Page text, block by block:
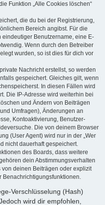
Funktion „Alle Cookies löschen“
die du bei der Registrierung,
Bereich angibst. Für die
Benutzername, eine E-
Wenn durch den Betreiber
wurden, so ist dies für dich vor
Nachricht erstellst, so werden
gespeichert. Gleiches gilt, wenn
In diesen Fällen wird
Die IP-Adresse wird weiterhin bei
und Ändern von Beiträgen
Umfragen), Änderungen an
Kontoaktivierung, Benutzer-
Die von deinem Browser
(User Agent) wird nur in der „Wer
nicht dauerhaft gespeichert.
des Boards, dass weitere
dein Abstimmungsverhalten
deinen Beiträgen oder explizit
Benachrichtigungsfunktionen.
Verschlüsselung (Hash)
wird dir empfohlen,